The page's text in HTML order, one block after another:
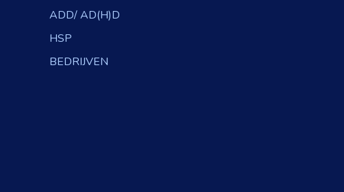
ADD/ AD(H)D
HSP
BEDRIJVEN